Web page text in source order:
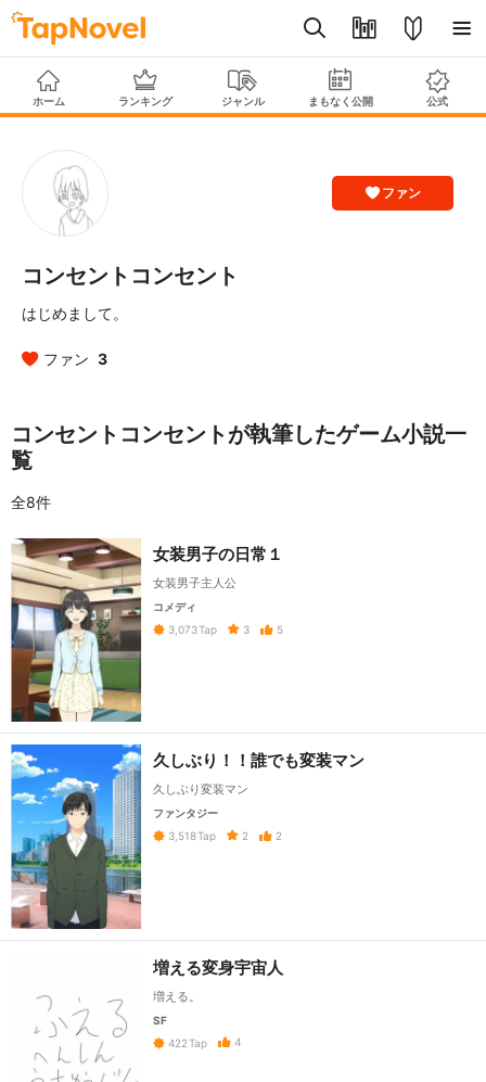
ホーム ランキング ジャンル まもなく公開 公式
ファン
コンセントコンセント
はじめまして。
ファン 3
コンセントコンセントが執筆したゲーム小説一
覧
全8件
女装男子の日常１
女装男子主人公
コメディ
3,073Tap 3 5
久しぶり！！誰でも変装マン
久しぶり変装マン
ファンタジー
3,518Tap 2 2
増える変身宇宙人
増える。
SF
422 Tap 4